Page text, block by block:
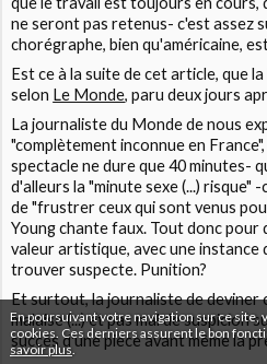
En poursuivant votre navigation sur ce site,
cookies. Ces derniers assurent le bon
savoir plus
ne seront pas retenus- c'est assez
chorégraphe, bien qu'américaine,
Est ce à la suite de cet article, que
selon Le Monde, paru deux jours
La journaliste du Monde de nous
"complètement inconnue en France"
spectacle ne dure que 40 minutes-
d'alleurs la "minute sexe (...) risque" -
de"frustrer ceux qui sont venus
Young chante faux. Tout donc pour
valeur artistique, avec une instance
trouver suspecte. Punition?
Et surtout, la journaliste de deviner
malaise (...) et pas mal de suspicion
succés d'une pièce avant même la